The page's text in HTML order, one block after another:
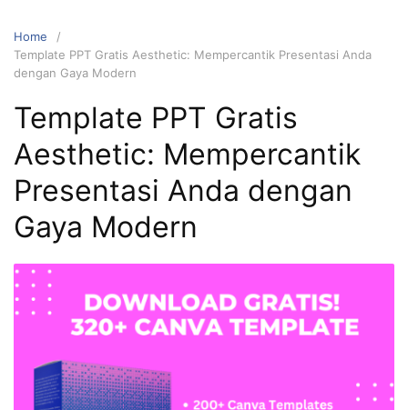
Home
Template PPT Gratis Aesthetic: Mempercantik Presentasi Anda
dengan Gaya Modern
Template PPT Gratis
Aesthetic: Mempercantik
Presentasi Anda dengan
Gaya Modern